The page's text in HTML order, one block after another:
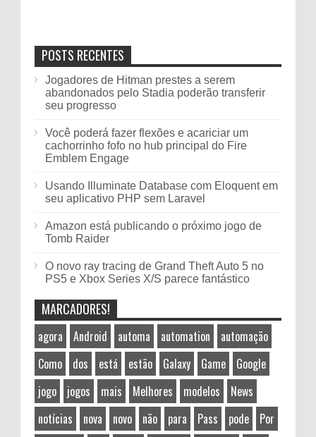
POSTS RECENTES
Jogadores de Hitman prestes a serem
abandonados pelo Stadia poderão transferir
seu progresso
Você poderá fazer flexões e acariciar um
cachorrinho fofo no hub principal do Fire
Emblem Engage
Usando Illuminate Database com Eloquent em
seu aplicativo PHP sem Laravel
Amazon está publicando o próximo jogo de
Tomb Raider
O novo ray tracing de Grand Theft Auto 5 no
PS5 e Xbox Series X/S parece fantástico
MARCADORES!
agora Android automa automation
automação
Como
dos está estão Galaxy Game
Google
jogo
jogos mais Melhores modelos
News
notícias
nova novo não para Pass pode
Por